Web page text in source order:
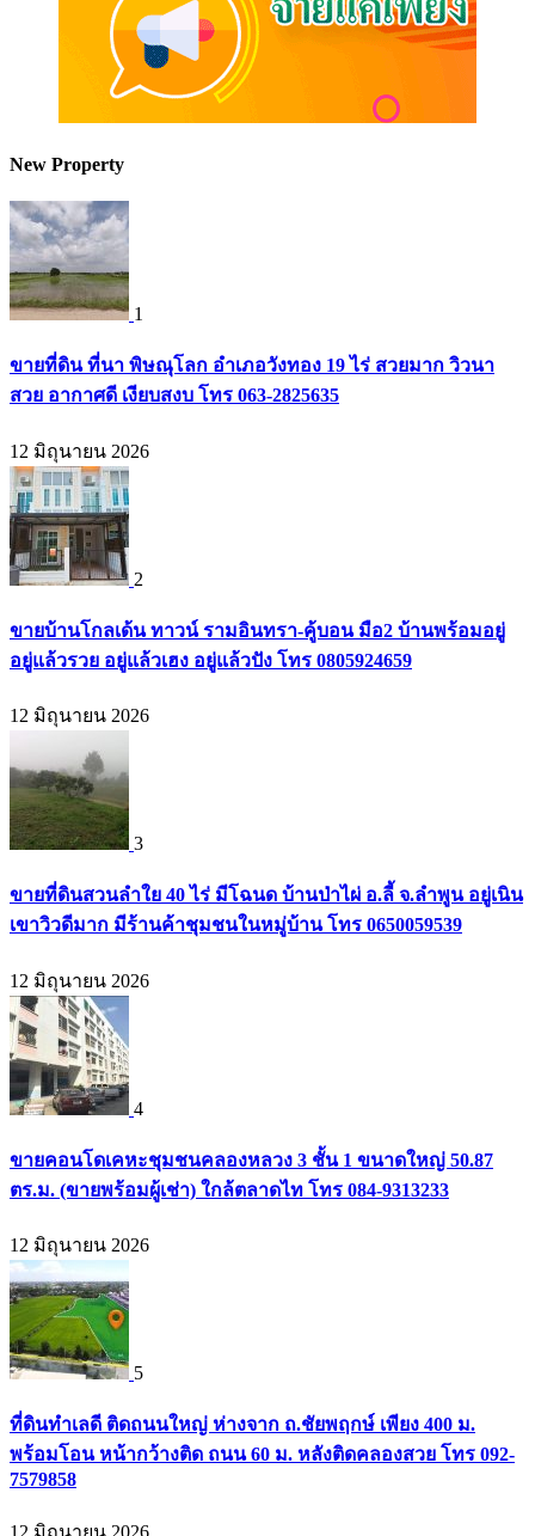
New Property
1
ขายที่ดิน ที่นา พิษณุโลก อำเภอวังทอง 19 ไร่ สวยมาก วิวนา
สวย อากาศดี เงียบสงบ โทร 063-2825635
12 มิถุนายน 2026
2
ขายบ้านโกลเด้น ทาวน์ รามอินทรา-คู้บอน มือ2 บ้านพร้อมอยู่
อยู่แล้วรวย อยู่แล้วเฮง อยู่แล้วปัง โทร 0805924659
12 มิถุนายน 2026
3
ขายที่ดินสวนลำใย 40 ไร่ มีโฉนด บ้านป่าไผ่ อ.ลี้ จ.ลำพูน อยู่เนิน
เขาวิวดีมาก มีร้านค้าชุมชนในหมู่บ้าน โทร 0650059539
12 มิถุนายน 2026
4
ขายคอนโดเคหะชุมชนคลองหลวง 3 ชั้น 1 ขนาดใหญ่ 50.87
ตร.ม. (ขายพร้อมผู้เช่า) ใกล้ตลาดไท โทร 084-9313233
12 มิถุนายน 2026
5
ที่ดินทำเลดี ติดถนนใหญ่ ห่างจาก ถ.ชัยพฤกษ์ เพียง 400 ม.
พร้อมโอน หน้ากว้างติด ถนน 60 ม. หลังติดคลองสวย โทร 092-
7579858
12 มิถุนายน 2026